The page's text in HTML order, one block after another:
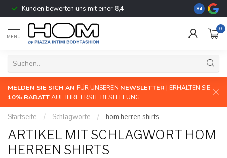
Kunden bewerten uns mit einer 8,4 Die
8.4
MENU
0
MELDEN SIE SICH AN FÜR UNSEREN NEWSLETTER | ERHALTEN SIE
10% RABATTAUF IHRE ERSTE BESTELLUNG
Startseite / Schlagworte / hom herren shirts
ARTIKEL MIT SCHLAGWORT HOM
HERREN SHIRTS